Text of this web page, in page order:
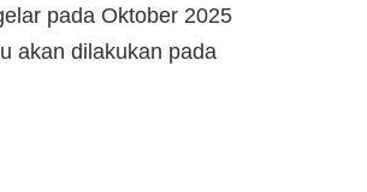
pada Oktober 2025
akan dilakukan pada